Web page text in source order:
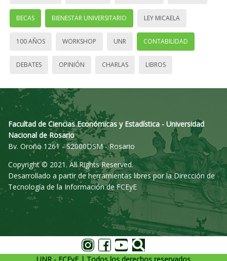
BECAS BIENESTAR UNIVERSITARIO LEY MICAELA
100 AÑOS WORKSHOP UNR CONTABILIDAD
DEBATES OPINIÓN CHARLAS LIBROS
Facultad de Ciencias Económicas y Estadística - Universidad
Nacional de Rosario
Bv. Oroño 1261 - S2000DSM - Rosario
Copyright © 2021. All Rights Reserved.
Desarrollado a partir de herramientas libres por la Dirección de
Tecnología de la Información de FCEyE